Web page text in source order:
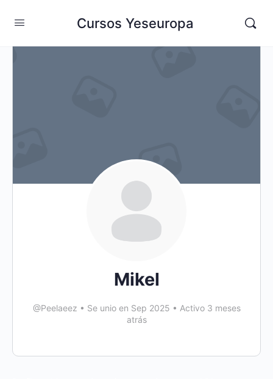
Cursos Yeseuropa
Mikel
@Peelaeez • Se unio en Sep 2025 • Activo 3 meses
atrás